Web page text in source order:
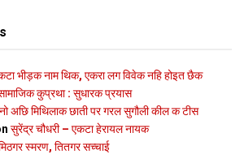
भीड़क नाम थिक, एकरा लग विवेक नहि होइत छैक
कुप्रथा : सुधारक प्रयास
अछि मिथिलाक छाती पर गरल सुगौली कील क टीस
सुरेंद्र चौधरी – एकटा हेरायल नायक
स्‍मरण, तितगर सच्‍चाई